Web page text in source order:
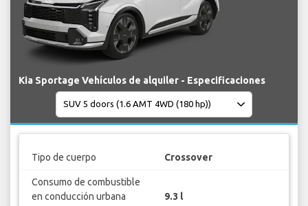
Kia Sportage Vehículos de alquiler - Especificaciones
Tipo de cuerpo Crossover
Consumo de combustible
en conducción urbana
9.3 l